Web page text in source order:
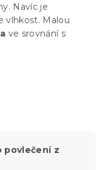
Navíc je
vlhkost. Malou
ve srovnání s
povlečení z